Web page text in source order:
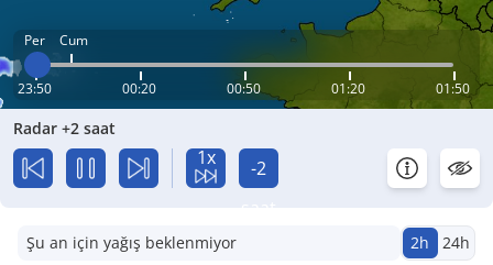
Per Cum
23:50 00:20 00:50 01:20 01:50
Radar +2 saat
1x
-2
Şu an için yağış beklenmiyor 2h 24h